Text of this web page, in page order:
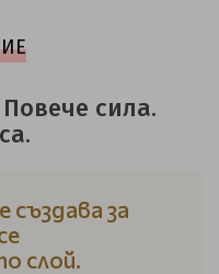
сила.
създава за
слой.